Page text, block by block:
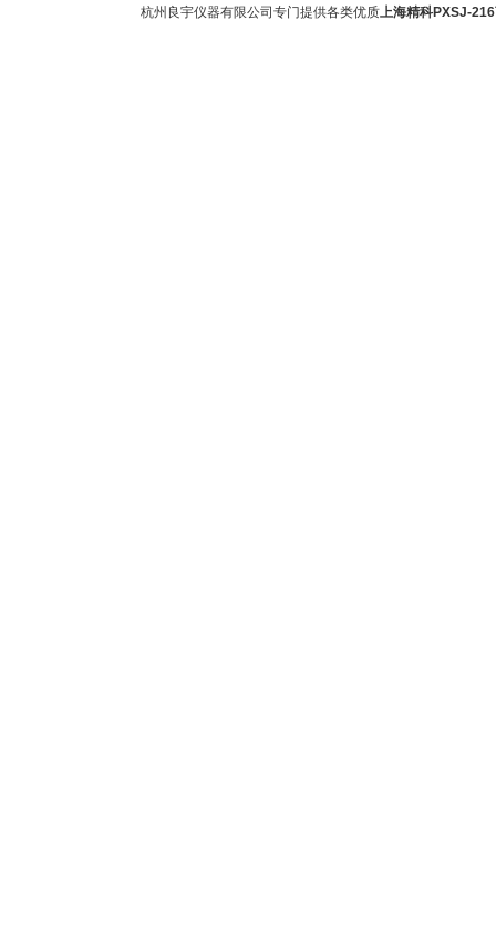
杭州良宇仪器有限公司专门提供各类优质上海精科PXSJ-